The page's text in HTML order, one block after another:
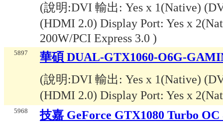
(說明:DVI 輸出: Yes x 1(Native)
(HDMI 2.0) Display Port: Yes x
200W/PCI Express 3.0 )
5897
華碩 DUAL-GTX1060-O6G-
(說明:DVI 輸出: Yes x 1(Native)
(HDMI 2.0) Display Port: Yes x
5968
技嘉 GeForce GTX1080 Turbo